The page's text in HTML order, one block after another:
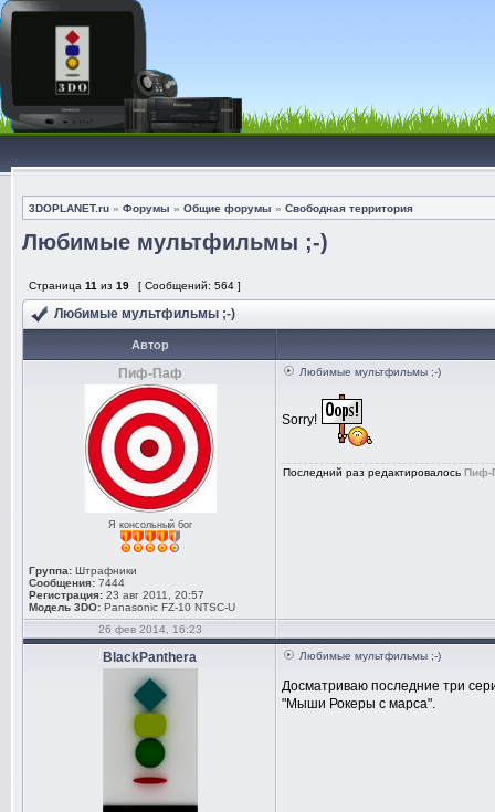
3DOPLANET.ru » Форумы » Общие форумы » Свободная территория
Любимые мультфильмы ;-)
Страница 11 из 19 [ Сообщений: 564 ]
Любимые мультфильмы ;-)
Автор
Пиф-Паф
Я консольный бог
Группа: Штрафники
Сообщения: 7444
Регистрация: 23 авг 2011, 20:57
Модель 3DO: Panasonic FZ-10 NTSC-U
Любимые мультфильмы ;-)
Sorry!
Последний раз редактировалось Пиф-
26 фев 2014, 16:23
BlackPanthera Любимые мультфильмы ;-)
Досматриваю последние три
"Мыши Рокеры с марса".